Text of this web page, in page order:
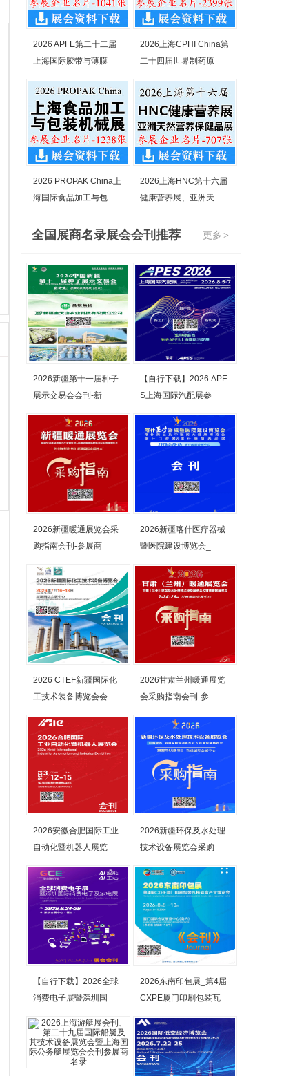
2026 APFE第二十二届
上海国际胶带与薄膜
2026上海CPHI China第
二十四届世界制药原
2026 PROPAK China上
海国际食品加工与包
2026上海HNC第十六届
健康营养展、亚洲天
更多 >
全国展商名录展会会刊推荐
2026新疆第十一届种子
展示交易会会刊-新
【自行下载】2026 APE
S上海国际汽配展参
2026新疆暖通展览会采
购指南会刊-参展商
2026新疆喀什医疗器械
暨医院建设博览会_
2026 CTEF新疆国际化
工技术装备博览会会
2026甘肃兰州暖通展览
会采购指南会刊-参
2026安徽合肥国际工业
自动化暨机器人展览
2026新疆环保及水处理
技术设备展览会采购
【自行下载】2026全球
消费电子展暨深圳国
2026东南印包展_第4届
CXPE厦门印刷包装瓦